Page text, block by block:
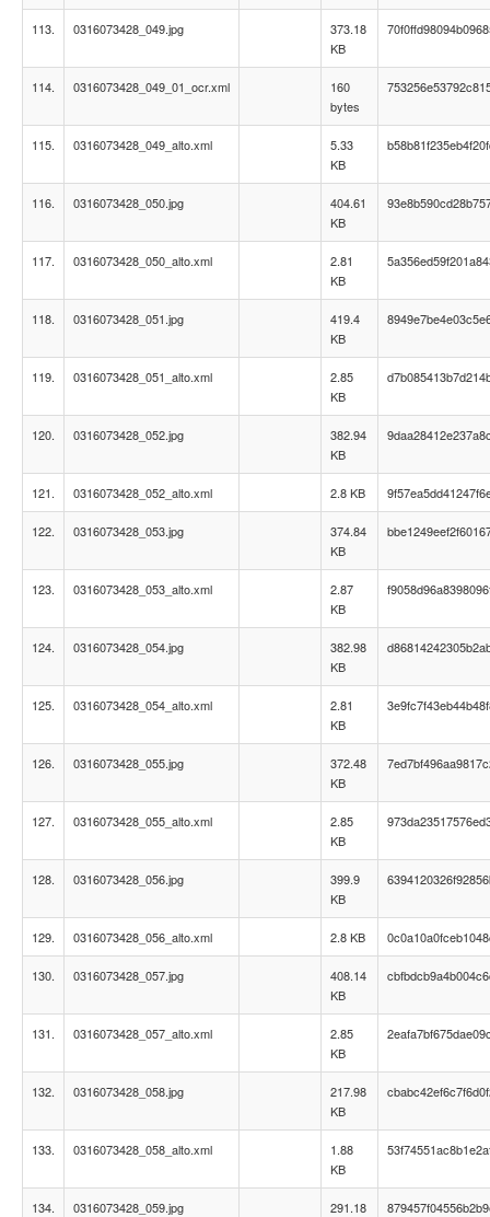
113. 0316073428_049.jpg
373.18
KB
114. 0316073428_049_01_ocr.xml
160
bytes
115. 0316073428_049_alto.xml
5.33
KB
116. 0316073428_050.jpg
404.61
KB
117. 0316073428_050_alto.xml
2.81
KB
118. 0316073428_051.jpg
419.4
KB
119. 0316073428_051_alto.xml
2.85
KB
120. 0316073428_052.jpg
382.94
KB
121. 0316073428_052_alto.xml 2.8 KB
122. 0316073428_053.jpg
374.84
KB
123. 0316073428_053_alto.xml
2.87
KB
124. 0316073428_054.jpg
382.98
KB
125. 0316073428_054_alto.xml
2.81
KB
126. 0316073428_055.jpg
372.48
KB
127. 0316073428_055_alto.xml
2.85
KB
128. 0316073428_056.jpg
399.9
KB
129. 0316073428_056_alto.xml 2.8 KB
130. 0316073428_057.jpg
408.14
KB
131. 0316073428_057_alto.xml
2.85
KB
132. 0316073428_058.jpg
217.98
KB
133. 0316073428_058_alto.xml
1.88
KB
134. 0316073428_059.jpg
291.18